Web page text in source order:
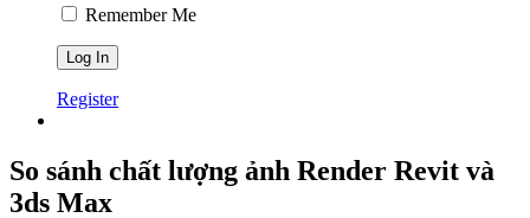
Remember Me
Register
So sánh chất lượng ảnh Render Revit và
3ds Max